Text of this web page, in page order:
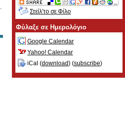
Στείλ'το σε Φίλο
Φύλαξε σε Ημερολόγιο
Google Calendar
Yahoo! Calendar
iCal (download) (subscribe)